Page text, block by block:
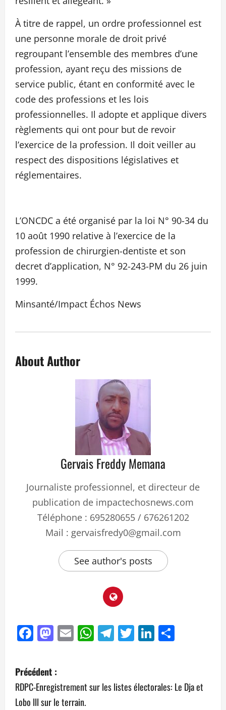
À titre de rappel, un ordre professionnel est
une personne morale de droit privé
regroupant l’ensemble des membres d’une
profession, ayant reçu des missions de
service public, étant en conformité avec le
code des professions et les lois
professionnelles. Il adopte et applique divers
règlements qui ont pour but de revoir
l’exercice de la profession. Il doit veiller au
respect des dispositions législatives et
réglementaires.
L’ONCDC a été organisé par la loi N° 90-34 du
10 août 1990 relative à l’exercice de la
profession de chirurgien-dentiste et son
decret d’application, N° 92-243-PM du 26 juin
1999.
Minsanté/Impact Échos News
About Author
Gervais Freddy Memana
Journaliste professionnel, et directeur de
publication de impactechosnews.com
Téléphone : 695280655 / 676261202
Mail : gervaisfredy0@gmail.com
See author's posts
Facebook
Mastodon
EmailWhatsApp
Telegram
TwitterLinkedIn
Précédent :
RDPC-Enregistrement sur les listes électorales: Le Dja et
Lobo lll sur le terrain.